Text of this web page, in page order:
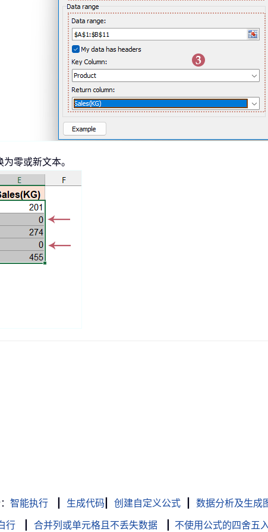
零或新文本。
智能执行 生成代码 创建自定义公式 数据分析及生成
行 合并列或单元格且不丢失数据 不使用公式的四舍五